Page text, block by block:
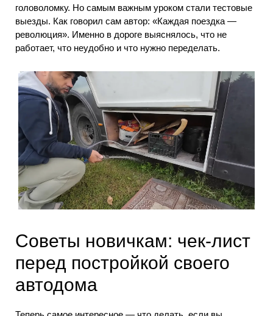
головоломку. Но самым важным уроком стали тестовые
выезды. Как говорил сам автор: «Каждая поездка —
революция». Именно в дороге выяснялось, что не
работает, что неудобно и что нужно переделать.
Советы новичкам: чек-лист
перед постройкой своего
автодома